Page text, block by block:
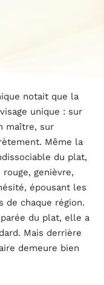
notait que la
unique : sur
maître, sur
Même la
du plat,
rouge, genièvre,
épousant les
de chaque région.
du plat, elle a
Mais derrière
demeure bien